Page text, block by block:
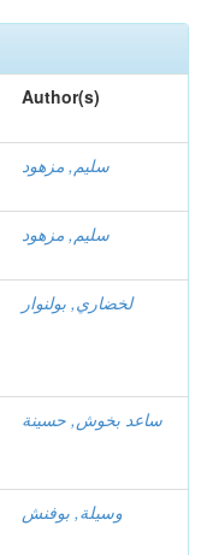
Author(s)
سليم, مزهود
سليم, مزهود
لخضاري, بولنوار
ساعد بخوش, حسينة
وسيلة, بوفنش